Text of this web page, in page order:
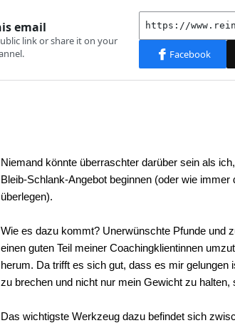
Niemand könnte überraschter darüber sein als
Bleib-Schlank-Angebot beginnen (oder wie
überlegen).
Wie es dazu kommt? Unerwünschte Pfunde und
einen guten Teil meiner Coachingklientinnen
herum. Da trifft es sich gut, dass es mir gelungen
zu brechen und nicht nur mein Gewicht zu
Das wichtigste Werkzeug dazu befindet sich